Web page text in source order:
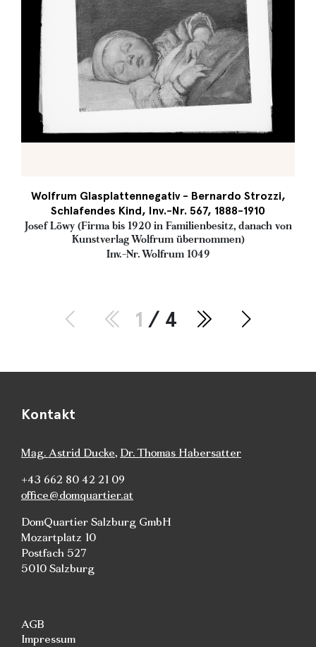
Wolfrum Glasplattennegativ - Bernardo Strozzi,
Schlafendes Kind, Inv.-Nr. 567, 1888-1910
Josef Löwy (Firma bis 1920 in Familienbesitz, danach von
Kunstverlag Wolfrum übernommen)
Inv.-Nr. Wolfrum 1049
1 / 4
Kontakt
Mag. Astrid Ducke, Dr. Thomas Habersatter
+43 662 80 42 21 09
office@domquartier.at
DomQuartier Salzburg GmbH
Mozartplatz 10
Postfach 527
5010 Salzburg
AGB
Impressum